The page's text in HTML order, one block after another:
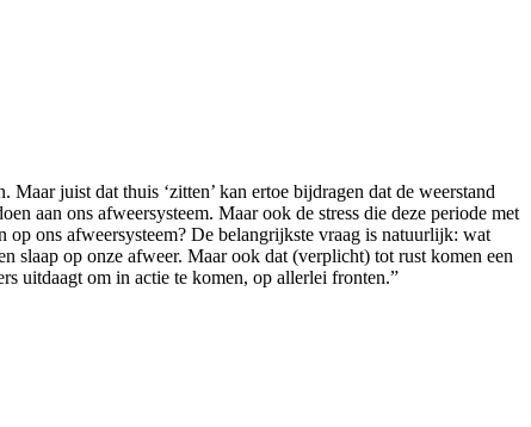
juist dat thuis ‘zitten’ kan ertoe bijdragen dat de weerstand
aan ons afweersysteem. Maar ook de stress die deze periode met
ons afweersysteem? De belangrijkste vraag is natuurlijk: wat
slaap op onze afweer. Maar ook dat (verplicht) tot rust komen een
uitdaagt om in actie te komen, op allerlei fronten.”